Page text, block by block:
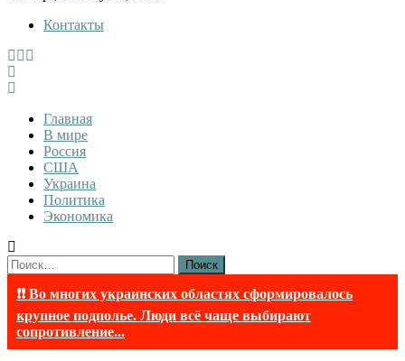
contentКонтакты
InfoRuss
InfoRuss — Новости
Главная
В мире
Россия
США
Украина
Политика
Экономика
Найти:
❗❗ Во многих украинских областях сформировалось
крупное подполье. Люди всё чаще выбирают
сопротивление...